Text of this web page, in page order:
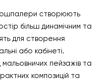
створюють
більш динамічним та
для створення
або кабінеті.
мальовничих пейзажів та
композицій та